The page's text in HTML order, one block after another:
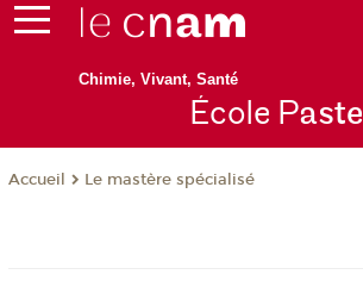
Chimie, Vivant, Santé
École Paste
Accueil Le mastère spécialisé